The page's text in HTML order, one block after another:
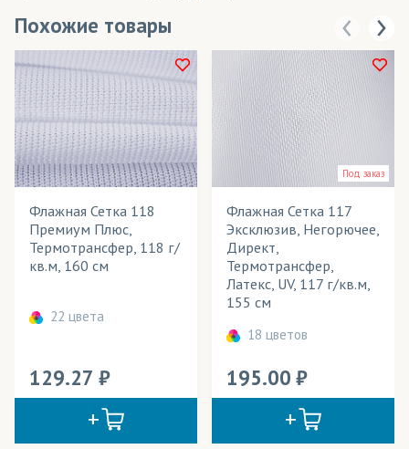
Похожие товары
Флажная Сетка 118
Премиум Плюс,
Термотрансфер, 118 г/
кв.м, 160 см
22 цвета
129.27
Под заказ
Флажная Сетка 117
Эксклюзив, Негорючее,
Директ,
Термотрансфер,
Латекс, UV, 117 г/кв.м,
155 см
18 цветов
195.00